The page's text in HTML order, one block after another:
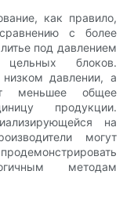
как правило,
с более
под давлением
блоков.
давлении, а
меньшее общее
продукции.
на
могут
методам